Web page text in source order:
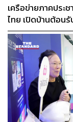
เครือข่ายภาคปร
ไทย เปิดบ้านต้อน
เป็นเครื่องมือกดขี่